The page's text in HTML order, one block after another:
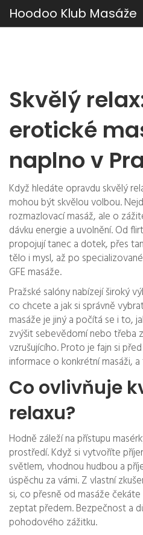
Hoodoo Klub Masáže
Skvělý
erotické
naplno v
Když hledáte opravdu skvělý
mohou být skvělou volbou.
rozmazlovací masáž, ale o
dávku energie a uvolnění. Od
propojují tanec a dotek, přes
tělo i mysl, až po
GFE masáže.
Pražské salóny nabízejí široký
co chcete a jak si správně
masáže je jiný a počítá se i to,
zvýšit sebevědomí nebo třeba
vzrušujícího. Proto je fajn si
informace o konkrétní masáži,
Co ovlivňuje
relaxu?
Hodně záleží na přístupu
prostředí. Když si vytvoříte
světlem, vhodnou hudbou a
úspěchu za vámi. Z vlastní
si, co přesně od masáže
zeptat předem. Bezpečnost a
pohodového zážitku.